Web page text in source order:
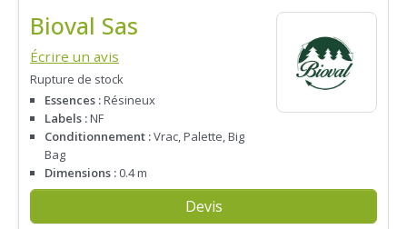
Bioval Sas
Écrire un avis
Rupture de stock
Essences :Résineux
Labels :NF
Conditionnement :Vrac, Palette, Big
Bag
Dimensions : 0.4 m
Devis